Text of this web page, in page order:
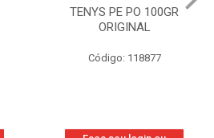
TENYS PE PO 100GR
ORIGINAL
Código: 118877